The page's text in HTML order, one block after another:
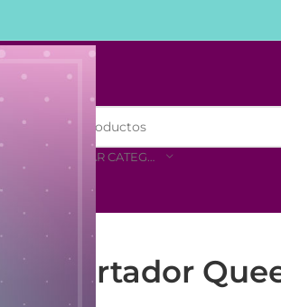
SELECCIONAR CATEGORÍA
Despertador